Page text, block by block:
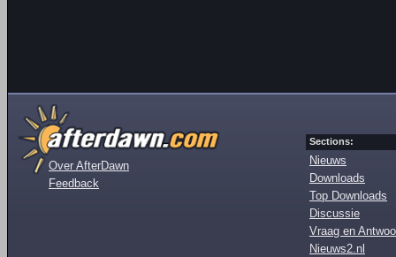
Over AfterDawn
Feedback
Sections:
Nieuws
Downloads
Top Downloads
Discussie
Vraag en
Nieuws2.nl